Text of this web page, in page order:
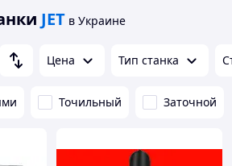
JET в Украине
Цена Тип станка
Точильный Заточной